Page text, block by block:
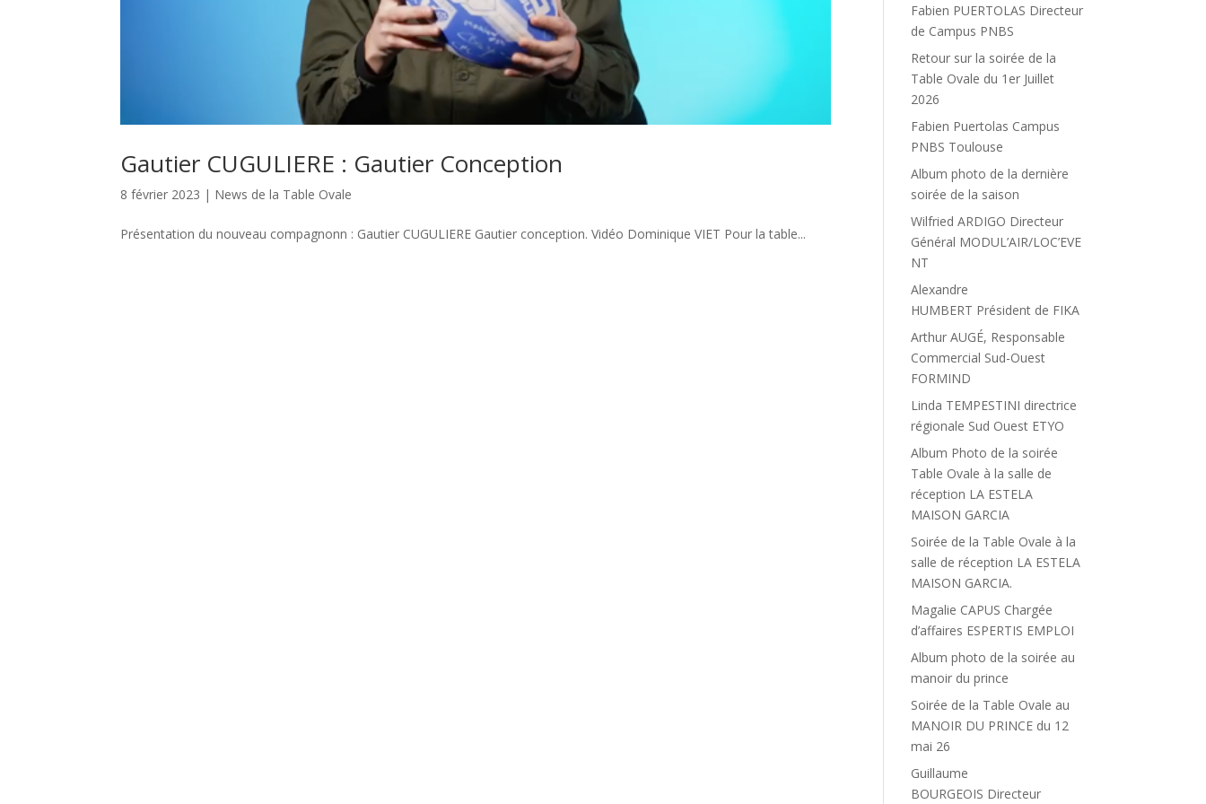
Gautier CUGULIERE : Gautier Conception
8 février 2023 | News de la Table Ovale
Présentation du nouveau compagnonn : Gautier CUGULIERE Gautier conception. Vidéo Dominique VIET Pour la table...
Fabien PUERTOLAS Directeur
de Campus PNBS
Retour sur la soirée de la
Table Ovale du 1er Juillet
2026
Fabien Puertolas Campus
PNBS Toulouse
Album photo de la dernière
soirée de la saison
Wilfried ARDIGO Directeur
Général MODUL’AIR/LOC’EVE
NT
Alexandre
HUMBERT Président de FIKA
Arthur AUGÉ, Responsable
Commercial Sud-Ouest
FORMIND
Linda TEMPESTINI directrice
régionale Sud Ouest ETYO
Album Photo de la soirée
Table Ovale à la salle de
réception LA ESTELA
MAISON GARCIA
Soirée de la Table Ovale à la
salle de réception LA ESTELA
MAISON GARCIA.
Magalie CAPUS Chargée
d’affaires ESPERTIS EMPLOI
Album photo de la soirée au
manoir du prince
Soirée de la Table Ovale au
MANOIR DU PRINCE du 12
mai 26
Guillaume
BOURGEOIS Directeur